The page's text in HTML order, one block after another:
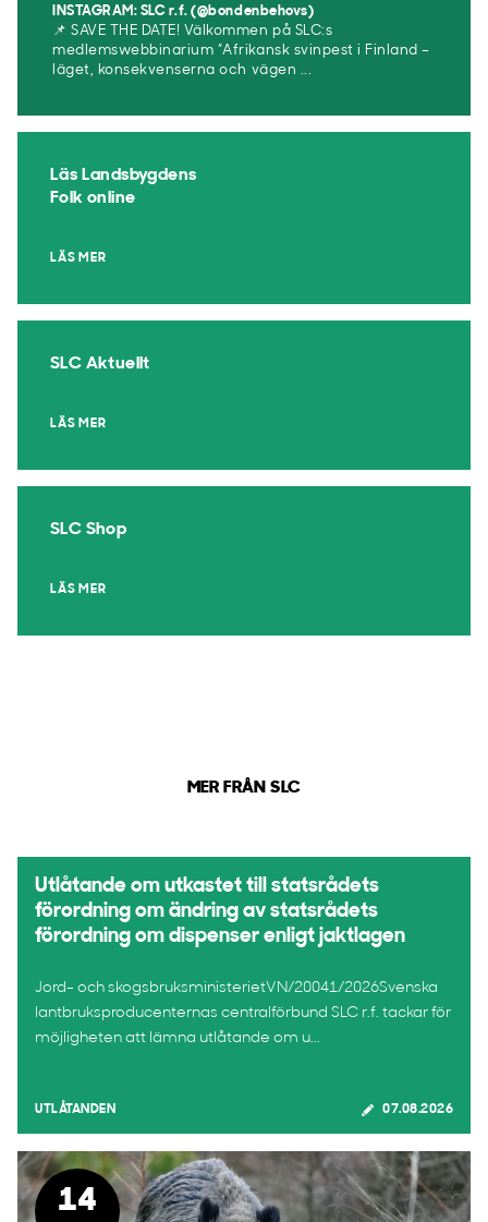
INSTAGRAM: SLC r.f. (@bondenbehovs)
📌 SAVE THE DATE! Välkommen på SLC:s
medlemswebbinarium ”Afrikansk svinpest i Finland –
läget, konsekvenserna och vägen ...
Läs Landsbygdens
Folk online
LÄS MER
SLC Aktuellt
LÄS MER
SLC Shop
LÄS MER
MER FRÅN SLC
Utlåtande om utkastet till statsrådets
förordning om ändring av statsrådets
förordning om dispenser enligt jaktlagen
Jord- och skogsbruksministerietVN/20041/2026Svenska
lantbruksproducenternas centralförbund SLC r.f. tackar för
möjligheten att lämna utlåtande om u...
UTLÅTANDEN 07.08.2026
14